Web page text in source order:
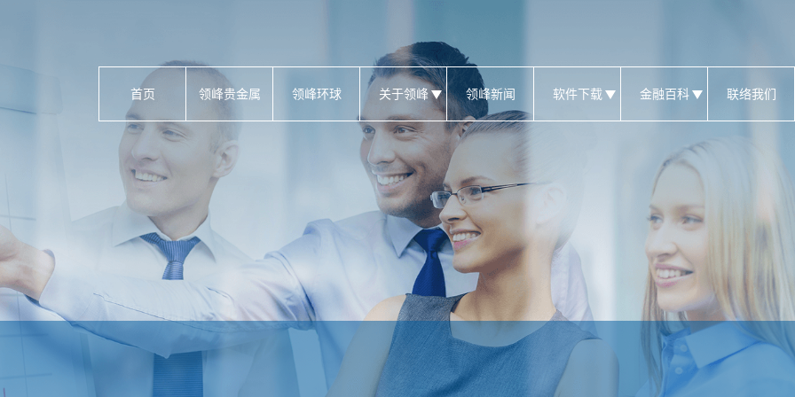
首页 领峰贵金属 领峰环球 关于领峰 领峰新闻 软件下载 金融百科 联络我们